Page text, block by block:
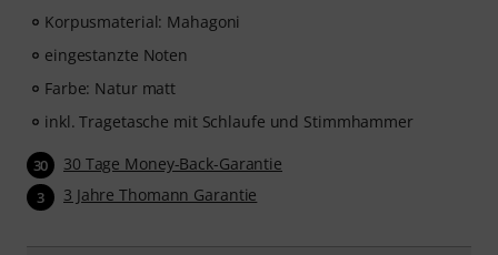
Korpusmaterial: Mahagoni
eingestanzte Noten
Farbe: Natur matt
inkl. Tragetasche mit Schlaufe und Stimmhammer
30 30 Tage Money-Back-Garantie
3 3 Jahre Thomann Garantie